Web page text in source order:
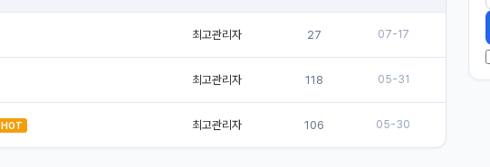
최고관리자 27 07-17
최고관리자 118 05-31
HOT 최고관리자 106 05-30